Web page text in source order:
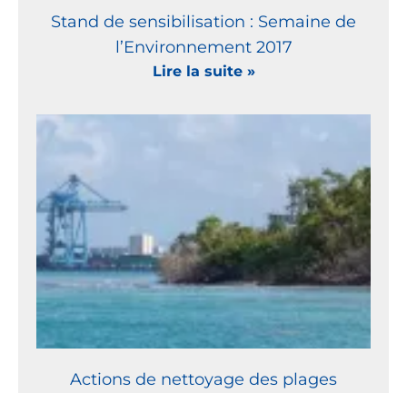
Stand de sensibilisation : Semaine de
l’Environnement 2017
Lire la suite »
Actions de nettoyage des plages